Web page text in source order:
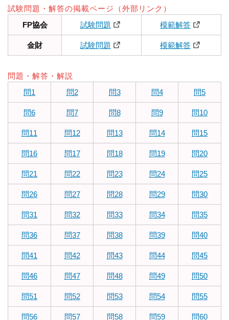
試験問題・解答の掲載ページ（外部リンク）
FP協会
試験問題 模範解答
金財 試験問題 模範解答
問題・解答・解説
問1
問2 問3 問4 問5
問6 問7 問8 問9 問10
問11 問12 問13 問14 問15
問16 問17 問18 問19 問20
問21 問22 問23 問24 問25
問26 問27 問28 問29 問30
問31 問32 問33 問34 問35
問36 問37 問38 問39 問40
問41 問42 問43 問44 問45
問46 問47 問48 問49 問50
問51 問52 問53 問54 問55
問56 問57 問58 問59 問60